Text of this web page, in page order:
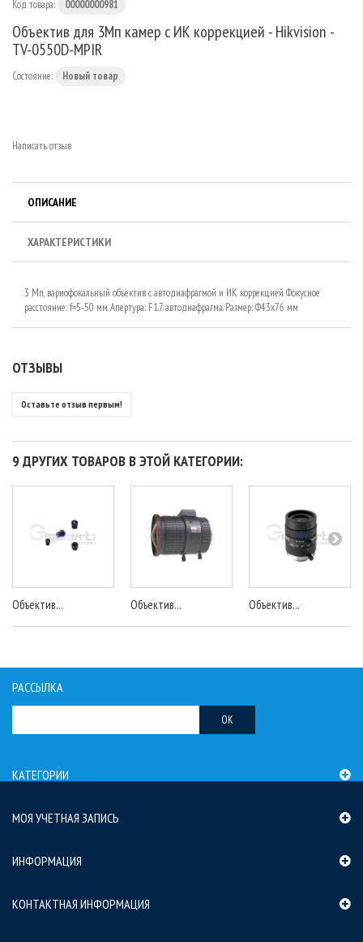
Код товара: 00000000981
Объектив для 3Мп камер с ИК коррекцией - Hikvision -
TV-0550D-MPIR
Состояние: Новый товар
Написать отзыв
ОПИСАНИЕ
ХАРАКТЕРИСТИКИ
3 Мп, вариофокальный объектив с автодиафрагмой и ИК коррекцией. Фокусное
расстояние: f=5-50 мм. Апертура: F1.7. автодиафрагма. Размер: Ф43х76 мм
ОТЗЫВЫ
Оставьте отзыв первым!
9 ДРУГИХ ТОВАРОВ В ЭТОЙ КАТЕГОРИИ:
Объектив... Объектив... Объектив...
РАССЫЛКА
OK
КАТЕГОРИИ
МОЯ УЧЕТНАЯ ЗАПИСЬ
ИНФОРМАЦИЯ
КОНТАКТНАЯ ИНФОРМАЦИЯ